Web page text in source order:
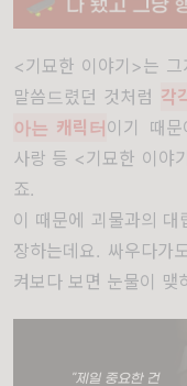
<기묘한 이야기>는
말씀드렸던 것처럼 각
아는 캐릭터이기 때문
사랑 등 <기묘한 이야
죠.
이 때문에 괴물과의
장하는데요. 싸우다가
켜보다 보면 눈물이 맺